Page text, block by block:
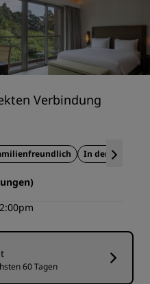
Verbindung
In der Nähe
60 Tagen